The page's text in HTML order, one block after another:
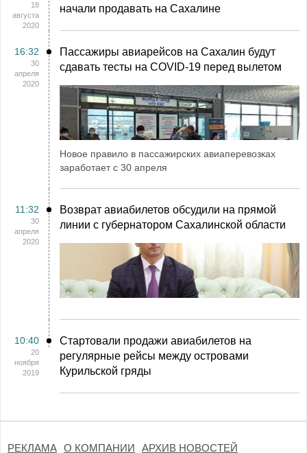
18
августа
2020
начали продавать на Сахалине
16:32
30
апреля
2020
Пассажиры авиарейсов на Сахалин будут
сдавать тесты на COVID-19 перед вылетом
Новое правило в пассажирских авиаперевозках
заработает с 30 апреля
11:32
30
апреля
2020
Возврат авиабилетов обсудили на прямой
линии с губернатором Сахалинской области
10:40
20
ноября
2019
Стартовали продажи авиабилетов на
регулярные рейсы между островами
Курильской гряды
РЕКЛАМА О КОМПАНИИ АРХИВ НОВОСТЕЙ